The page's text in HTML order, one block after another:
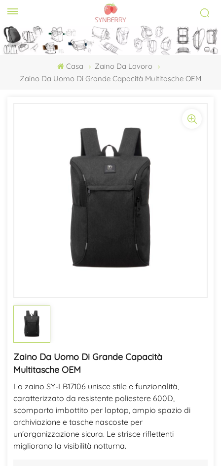
Casa
Zaino Da Lavoro
Zaino Da Uomo Di Grande Capacità Multitasche OEM
Zaino Da Uomo Di Grande Capacità
Multitasche OEM
Lo zaino SY-LB17106 unisce stile e funzionalità,
caratterizzato da resistente poliestere 600D,
scomparto imbottito per laptop, ampio spazio di
archiviazione e tasche nascoste per
un'organizzazione sicura. Le strisce riflettenti
migliorano la visibilità notturna.